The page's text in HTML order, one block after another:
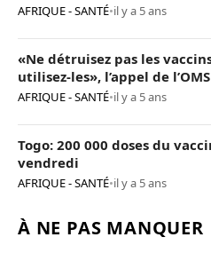
AFRIQUE - SANTÉ•il y a 5 ans
«Ne détruisez pas les
utilisez-les», l’appel de
AFRIQUE - SANTÉ•il y a 5 ans
Togo: 200 000 doses du
vendredi
AFRIQUE - SANTÉ•il y a 5 ans
À NE PAS MANQUER